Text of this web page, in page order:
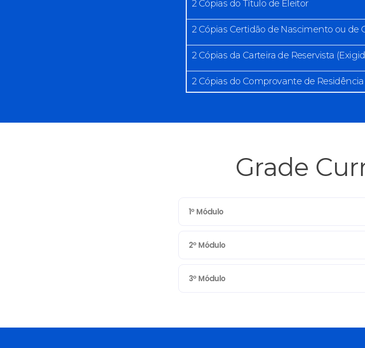
2 Cópias do Título de Eleitor
2 Cópias Certidão de Nascimento ou de
2 Cópias da Carteira de Reservista
2 Cópias do Comprovante de Residência
Grade
1º Módulo
2º Módulo
3º Módulo